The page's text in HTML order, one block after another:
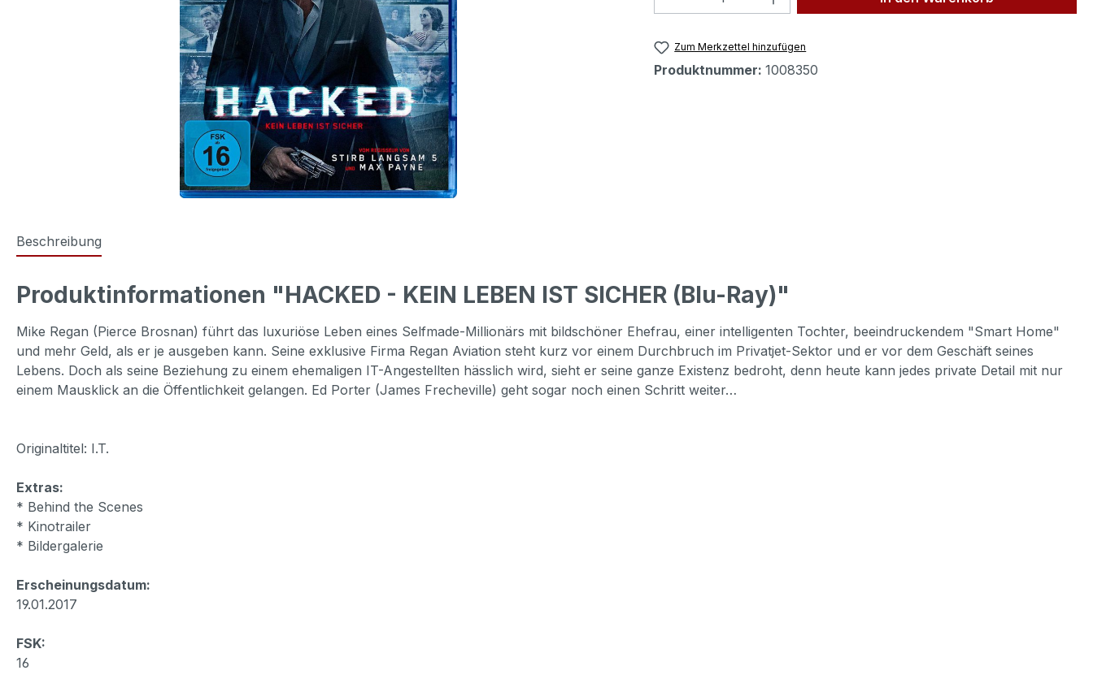
Zum Merkzettel hinzufügen
Produktnummer: 1008350
Beschreibung
Produktinformationen "HACKED - KEIN LEBEN IST SICHER (Blu-Ray)"
Mike Regan (Pierce Brosnan) führt das luxuriöse Leben eines Selfmade-Millionärs mit bildschöner Ehefrau, einer intelligenten Tochter, beeindruckendem "Smart Home"
und mehr Geld, als er je ausgeben kann. Seine exklusive Firma Regan Aviation steht kurz vor einem Durchbruch im Privatjet-Sektor und er vor dem Geschäft seines
Lebens. Doch als seine Beziehung zu einem ehemaligen IT-Angestellten hässlich wird, sieht er seine ganze Existenz bedroht, denn heute kann jedes private Detail mit nur
einem Mausklick an die Öffentlichkeit gelangen. Ed Porter (James Frecheville) geht sogar noch einen Schritt weiter…
Originaltitel: I.T.
Extras:
* Behind the Scenes
* Kinotrailer
* Bildergalerie
Erscheinungsdatum:
19.01.2017
FSK:
16